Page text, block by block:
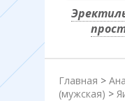
Главная >
(мужская) >